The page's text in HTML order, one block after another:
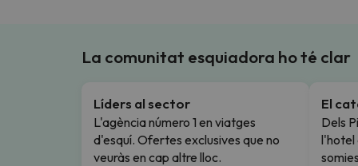
La comunitat esquiadora ho té clar
Líders al sector
L'agència número 1 en viatges
d'esquí. Ofertes exclusives que no
veuràs en cap altre lloc.
El
Dels
l'hotel